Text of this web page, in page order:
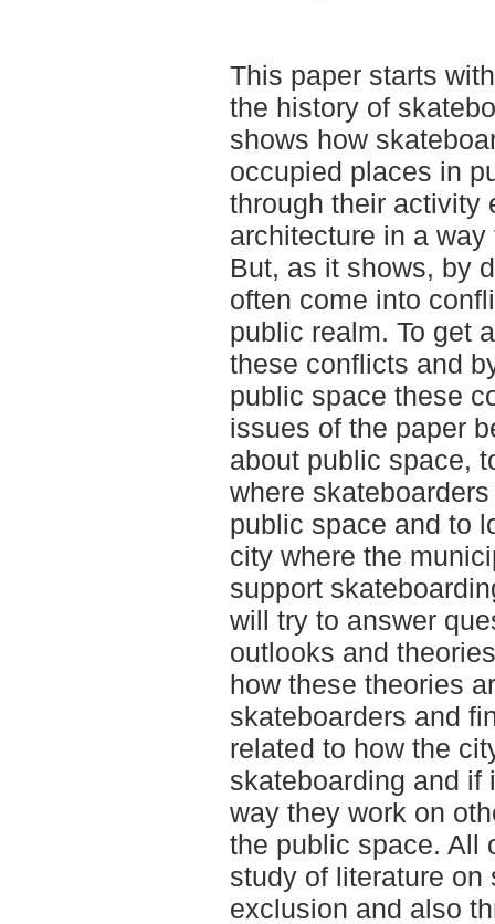
This paper starts
the history of
shows how
occupied places in
through their activity
architecture in a
But, as it shows, by
often come into
public realm. To get
these conflicts and
public space these
issues of the paper
about public space,
where
public space and to
city where the
support
will try to answer
outlooks and
how these theories
skateboarders and
related to how the
skateboarding and if
way they work on
the public space. All
study of literature
exclusion and also